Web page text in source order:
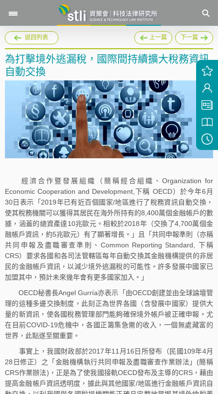
返回列表 上一篇 下一篇
為打擊境外逃漏稅，國際間持續擴大稅務資訊
自動交換
經濟合作暨發展組織（簡稱經合組織、Organization for
Economic Cooperation and Development,下稱 OECD）於今年6月
30日表示「2019年已有近百個國家/地區進行了稅務資訊自動交換，
使其稅務機關可以獲得其居民在海外所持有的8,400萬個金融帳戶的數
據，涵蓋的總資產達10兆歐元。相較於2018年（交換了4,700萬個金
融帳戶資訊，約5兆歐元）有了顯著增長。」且「共同申報準則（亦稱
共同申報及盡職審查準則、Common Reporting Standard, 下稱
CRS）要求各國和各司法管轄區每年自動交換其金融機構提供的非居
民的金融帳戶資訊，以減少境外逃漏稅的可能性。許多發展中國家已
加盟其中，預計未來幾年會有更多國家加入。」
OECD秘書長Angel Gurría亦表示「由OECD創建並由全球論壇管
理的這種多邊交換制度，此刻正為世界各國（含發展中國家）提供大
量的新資訊，使各國稅務管理部門能夠確保境外帳戶被正確申報。尤
在目前COVID-19危機中，各國正籌集急需的收入，一個無處藏富的
世界，此點遂至關重要。
事實上，我國財政部於2017年11月16日所發布（民國109年4月
28日修正）之「金融機構執行共同申報及盡職審查作業辦法」(簡稱
CRS作業辦法)，正是為了使我國接軌OECD發布及主導的CRS，藉由
提高金融帳戶資訊透明度，據此與其他國家/地區進行金融帳戶資訊自